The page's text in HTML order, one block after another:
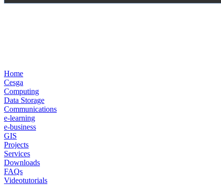
Home
Cesga
Computing
Data Storage
Communications
e-learning
e-business
GIS
Projects
Services
Downloads
FAQs
Videotutorials